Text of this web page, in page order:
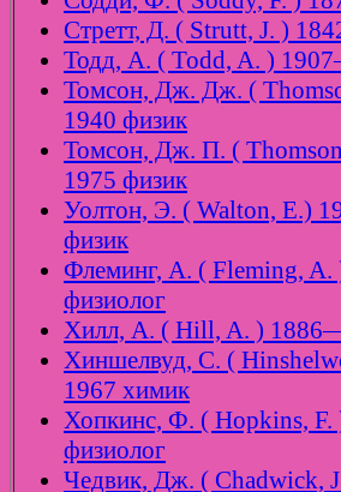
Стретт, Д. ( Strutt, J. )
Тодд, А. ( Todd, A. )
Томсон, Дж. Дж. (
1940 физик
Томсон, Дж. П. (
1975 физик
Уолтон, Э. ( Walton, E.)
физик
Флеминг, А. ( Fleming,
физиолог
Хилл, А. ( Hill, A. )
Хиншелвуд, С. (
1967 химик
Хопкинс, Ф. ( Hopkins,
физиолог
Чедвик, Дж. ( Chadwick,